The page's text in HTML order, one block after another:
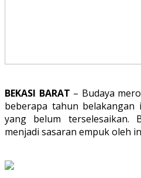
BEKASI BARAT – Budaya
beberapa tahun belakangan
yang belum
menjadi sasaran empuk oleh